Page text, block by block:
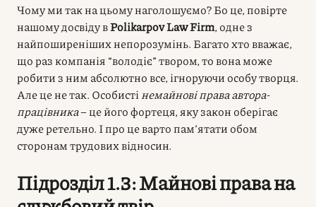
Чому ми так на цьому наголошуємо? Бо це, повірте
нашому досвіду вPolikarpov Law Firm, одне з
найпоширеніших непорозумінь. Багато хто вважає,
що раз компанія “володіє” твором, то вона може
робити з ним абсолютно все, ігноруючи особу творця.
Але це не так. Особисті немайнові праваавтора-
працівника– це його фортеця, яку закон оберігає
дуже ретельно. І про це варто пам’ятати обом
сторонам трудових відносин.
Підрозділ 1.3: Майнові права на